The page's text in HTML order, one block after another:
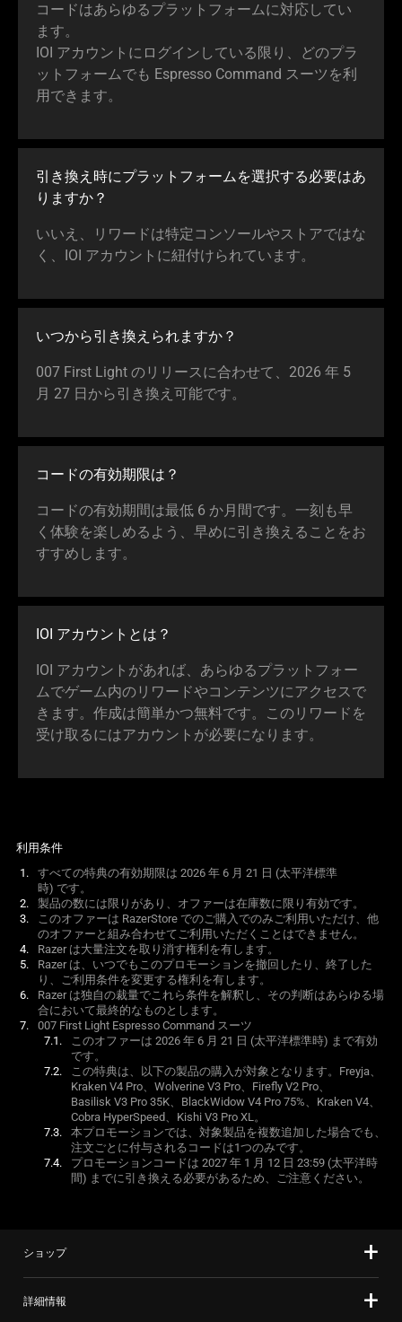
コードはあらゆるプラットフォームに対応してい
ます。
IOI アカウントにログインしている限り、どのプラ
ットフォームでも Espresso Command スーツを利
用でき ます。
引き換え時にプラットフォームを選択する必要はあ
りま すか ？
いいえ、リワードは特定コンソールやストアではな
く、IOI アカウントに紐付けられてい ます。
いつから引き換えられま すか ？
007 First Light のリリースに合わせて、2026 年 5
月 27 日から引き換え可能です。
コードの有効期 限は ？
コードの有効期間は最低 6 か月間です。一刻も早
く体験を楽しめるよう、早めに引き換えることをお
すすめし ます。
IOI アカウント とは ？
IOI アカウントがあれば、あらゆるプラットフォー
ムでゲーム内のリワードやコンテンツにアクセスで
きます。作成は簡単かつ無料です。このリワードを
受け取るにはアカウントが必要になり ます。
利用条件
すべての特典の有効期限は 2026 年 6 月 21 日 (太平洋標準
時) です。
製品の数には限りがあり、オファーは在庫数に限り有効です。
このオファーは RazerStore でのご購入でのみご利用いただけ、他
のオファーと組み合わせてご利用いただくことはできま せん。
Razer は大量注文を取り消す権利を有し ます。
Razer は、いつでもこのプロモーションを撤回したり、終了した
り、ご利用条件を変更する権利を有し ます。
Razer は独自の裁量でこれら条件を解釈し、その判断はあらゆる場
合において最終的なものとし ます。
007 First Light Espresso Command ス ーツ
このオファーは 2026 年 6 月 21 日 (太平洋標準時) まで有効
です。
この特典は、以下の製品の購入が対象となります。Freyja、
Kraken V4 Pro、Wolverine V3 Pro、Firefly V2 Pro、
Basilisk V3 Pro 35K、BlackWidow V4 Pro 75%、Kraken V4、
Cobra HyperSpeed、Kishi V3 Pro XL。
本プロモーションでは、対象製品を複数追加した場合でも、
注文ごとに付与されるコードは1つのみです。
プロモーションコードは 2027 年 1 月 12 日 23:59 (太平洋時
間) までに引き換える必要があるため、ご注意ください。
ショップ
詳細情報